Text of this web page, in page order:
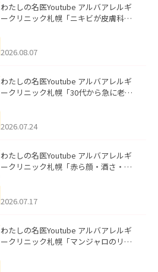
わたしの名医Youtube アルバアレルギ
ークリニック札幌「ニキビが皮膚科で
ました。
2026.08.07
わたしの名医Youtube アルバアレルギ
ークリニック札幌「30代から急に老け
た。
2026.07.24
わたしの名医Youtube アルバアレルギ
ークリニック札幌「赤ら顔・酒さ・ニ
した。
2026.07.17
わたしの名医Youtube アルバアレルギ
ークリニック札幌「マンジャロのリア